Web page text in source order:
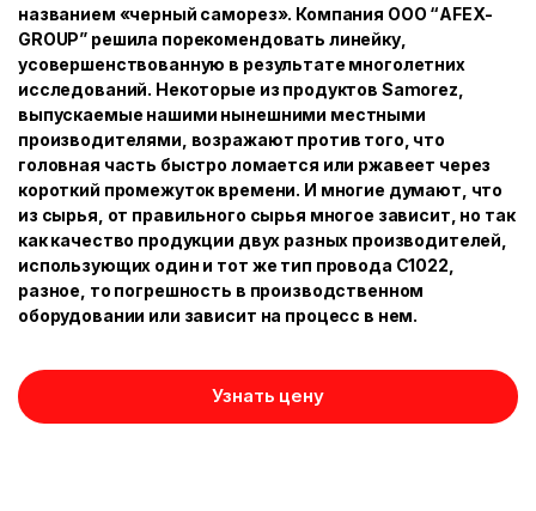
названием «черный саморез». Компания ООО “AFEX-
GROUP” решила порекомендовать линейку,
усовершенствованную в результате многолетних
исследований. Некоторые из продуктов Samorez,
выпускаемые нашими нынешними местными
производителями, возражают против того, что
головная часть быстро ломается или ржавеет через
короткий промежуток времени. И многие думают, что
из сырья, от правильного сырья многое зависит, но так
как качество продукции двух разных производителей,
использующих один и тот же тип провода С1022,
разное, то погрешность в производственном
оборудовании или зависит на процесс в нем.
Узнать цену